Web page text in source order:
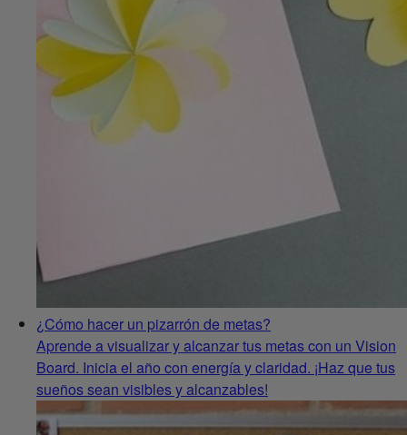
¿Cómo hacer un pizarrón de metas?
Aprende a visualizar y alcanzar tus metas con un Vision
Board. Inicia el año con energía y claridad. ¡Haz que tus
sueños sean visibles y alcanzables!